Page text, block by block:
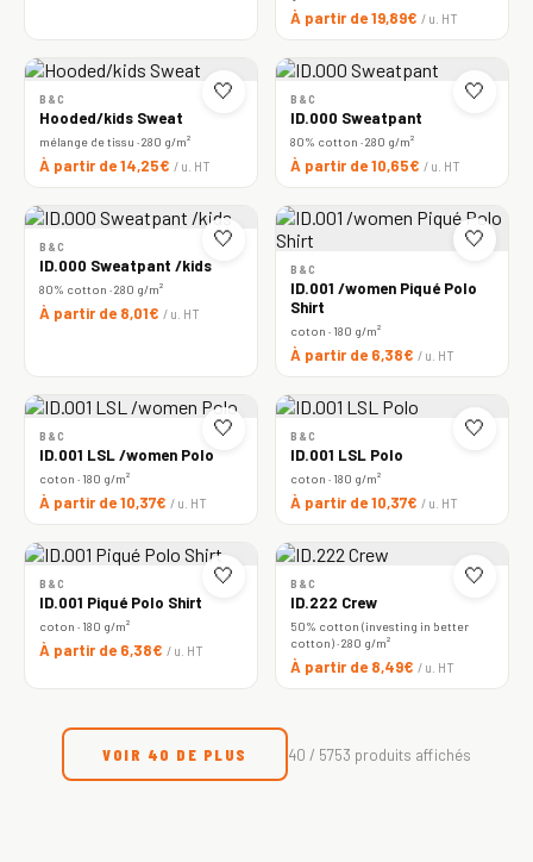
À partir de 19,89€ / u. HT
🤍
B&C
Hooded/kids Sweat
mélange de tissu · 280 g/m²
À partir de 14,25€ / u. HT
🤍
B&C
ID.000 Sweatpant
80% cotton · 280 g/m²
À partir de 10,65€ / u. HT
🤍
B&C
ID.000 Sweatpant /kids
80% cotton · 280 g/m²
À partir de 8,01€ / u. HT
🤍
B&C
ID.001 /women Piqué Polo
Shirt
coton · 180 g/m²
À partir de 6,38€ / u. HT
🤍
B&C
ID.001 LSL /women Polo
coton · 180 g/m²
À partir de 10,37€ / u. HT
🤍
B&C
ID.001 LSL Polo
coton · 180 g/m²
À partir de 10,37€ / u. HT
🤍
B&C
ID.001 Piqué Polo Shirt
coton · 180 g/m²
À partir de 6,38€ / u. HT
🤍
B&C
ID.222 Crew
50% cotton (investing in better
cotton) · 280 g/m²
À partir de 8,49€ / u. HT
VOIR 40 DE PLUS 40 / 5753 produits affichés